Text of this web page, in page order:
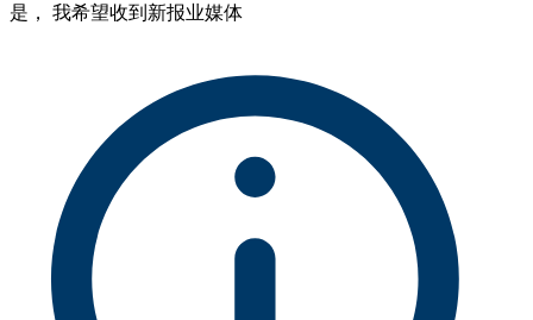
是， 我希望收到新报业媒体